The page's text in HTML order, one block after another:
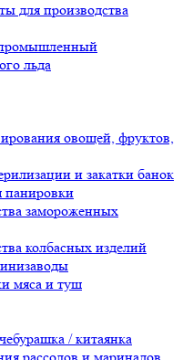
для производства
льда
овощей, фруктов,
и закатки банок
панировки
замороженных
колбасных изделий
мяса и туш
/ китаянка